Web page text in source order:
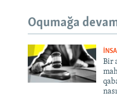
Oqumağa
Bir